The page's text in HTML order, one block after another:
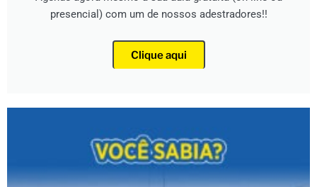
presencial) com um de nossos adestradores!!
Clique aqui